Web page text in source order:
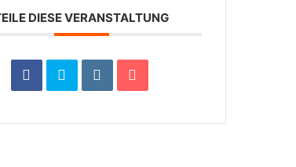
DIESE VERANSTALTUNG